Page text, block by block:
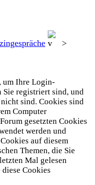
>
um Ihre Login-
Sie registriert sind, und
sind. Cookies sind
Computer
gesetzten Cookies
werden und
auf diesem
Themen, die Sie
Mal gelesen
Cookies